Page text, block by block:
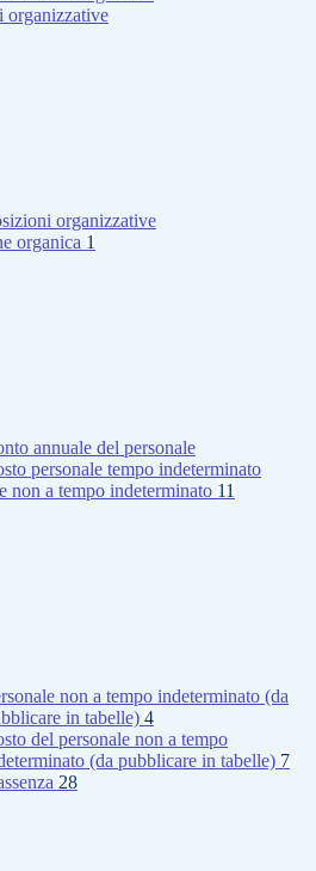
organizzative
organizzative
organica 1
annuale del personale
personale tempo indeterminato
non a tempo indeterminato 11
non a tempo indeterminato (da
in tabelle) 4
del personale non a tempo
(da pubblicare in tabelle) 7
28